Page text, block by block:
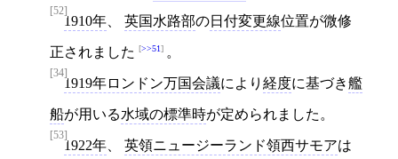
[52]
1910年 英国水路部の日付変更線位置が微修
正されました >>51 。
[34]
1919年ロンドン万国会議により 経度に基づき艦
船が用いる水域の標準時が定められました。
[53]
1922年 英領ニュージーランド領西サモアは